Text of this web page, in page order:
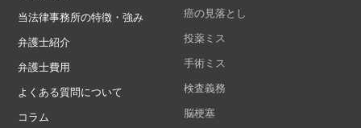
当法律事務所の特徴・強み
弁護士紹介
弁護士費用
よくある質問について
コラム
癌の見落とし
投薬ミス
手術ミス
検査義務
脳梗塞